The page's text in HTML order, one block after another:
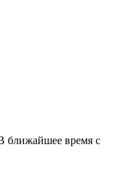
ближайшее время с